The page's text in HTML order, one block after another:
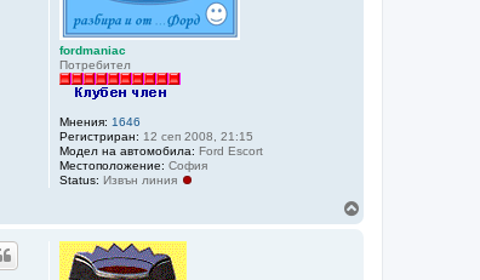
fordmaniac
Потребител
Мнения: 1646
Регистриран: 12 сеп 2008, 21:15
Модел на автомобила: Ford Escort
Местоположение: София
Status: Извън линия